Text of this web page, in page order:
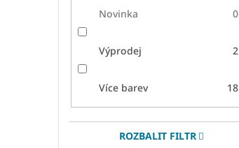
Novinka 0
Výprodej 2
Více barev 18
ROZBALIT FILTR